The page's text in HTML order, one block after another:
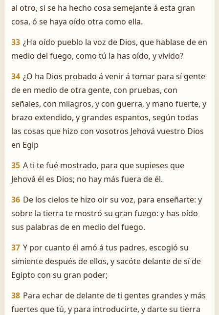
al otro, si se ha hecho cosa semejante á esta gran
cosa, ó se haya oído otra como ella.
33 ¿Ha oído pueblo la voz de Dios, que hablase de en
medio del fuego, como tú la has oído, y vivido?
34 ¿O ha Dios probado á venir á tomar para sí gente
de en medio de otra gente, con pruebas, con
señales, con milagros, y con guerra, y mano fuerte, y
brazo extendido, y grandes espantos, según todas
las cosas que hizo con vosotros Jehová vuestro Dios
en Egip
35 A ti te fué mostrado, para que supieses que
Jehová él es Dios; no hay más fuera de él.
36 De los cielos te hizo oir su voz, para enseñarte: y
sobre la tierra te mostró su gran fuego: y has oído
sus palabras de en medio del fuego.
37 Y por cuanto él amó á tus padres, escogió su
simiente después de ellos, y sacóte delante de sí de
Egipto con su gran poder;
38 Para echar de delante de ti gentes grandes y más
fuertes que tú, y para introducirte, y darte su tierra